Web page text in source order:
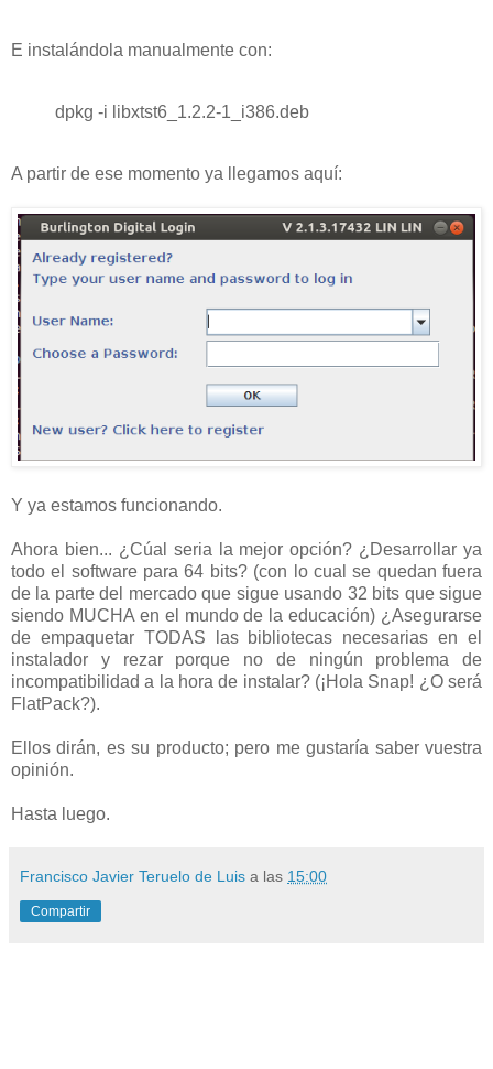
E instalándola manualmente con:
dpkg -i libxtst6_1.2.2-1_i386.deb
A partir de ese momento ya llegamos aquí:
Y ya estamos funcionando.
Ahora bien... ¿Cúal seria la mejor opción? ¿Desarrollar ya
todo el software para 64 bits? (con lo cual se quedan fuera
de la parte del mercado que sigue usando 32 bits que sigue
siendo MUCHA en el mundo de la educación) ¿Asegurarse
de empaquetar TODAS las bibliotecas necesarias en el
instalador y rezar porque no de ningún problema de
incompatibilidad a la hora de instalar? (¡Hola Snap! ¿O será
FlatPack?).
Ellos dirán, es su producto; pero me gustaría saber vuestra
opinión.
Hasta luego.
Francisco Javier Teruelo de Luis a las 15:00
Compartir